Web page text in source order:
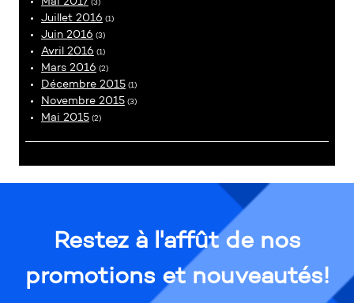
(3)
Juillet 2016 (1)
Juin 2016 (3)
Avril 2016 (1)
Mars 2016 (2)
Décembre 2015(1)
Novembre 2015(3)
Mai 2015(2)
Restez à l'affût de nos
promotions et nouveautés!